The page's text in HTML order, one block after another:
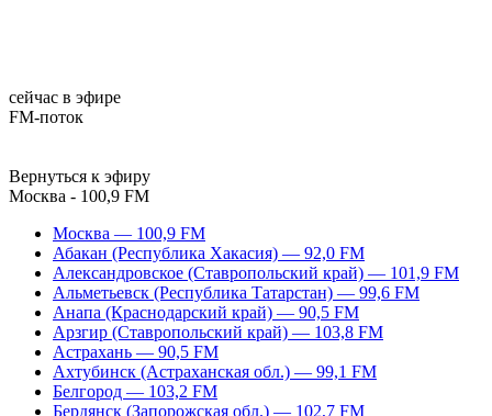
сейчас в эфире
FM-поток
Вернуться к эфиру
Москва - 100,9 FM
Москва — 100,9 FM
Абакан (Республика Хакасия) — 92,0 FM
Александровское (Ставропольский край) — 101,9 FM
Альметьевск (Республика Татарстан) — 99,6 FM
Анапа (Краснодарский край) — 90,5 FM
Арзгир (Ставропольский край) — 103,8 FM
Астрахань — 90,5 FM
Ахтубинск (Астраханская обл.) — 99,1 FM
Белгород — 103,2 FM
Бердянск (Запорожская обл.) — 102,7 FM